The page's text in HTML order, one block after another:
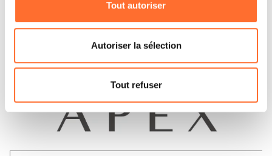
Vous avez la possibilité de modifier ou retirer votre
consentement à tout moment en cliquant sur l’icône
flottante en bas à gauche de chaque page.
Pour de plus amples informations sur la manière dont
nous utilisons lescookies et sommes amenés à traiter
Charte d’usage des cookieset notrePolitique de
protection des données personnelles.
Tout autoriser
Autoriser la sélection
Tout refuser